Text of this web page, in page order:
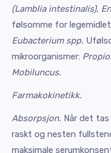
(Lamblia intestinalis),
følsomme for
Eubacterium spp.
mikroorganismer:
Mobiluncus.
Farmakokinetikk.
Absorpsjon. Når det
raskt og nesten
maksimale